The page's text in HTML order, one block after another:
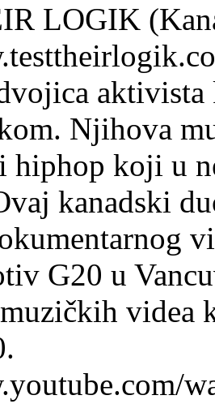
LOGIK
Njihova
hiphop koji u
kanadski
G20 u
videa